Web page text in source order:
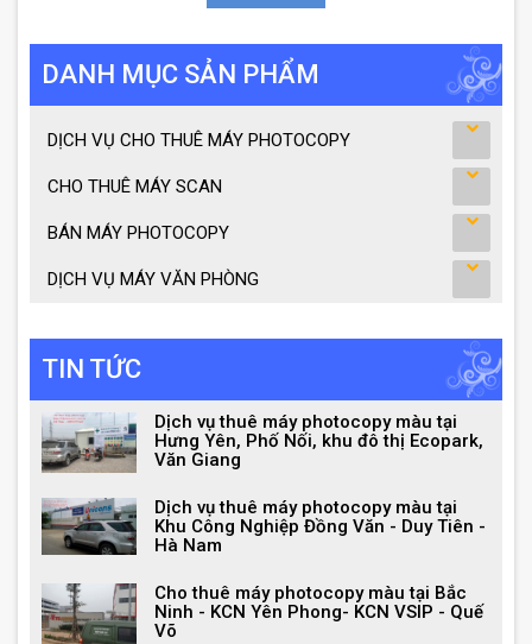
DANH MỤC SẢN PHẨM
DỊCH VỤ CHO THUÊ MÁY PHOTOCOPY
CHO THUÊ MÁY SCAN
BÁN MÁY PHOTOCOPY
DỊCH VỤ MÁY VĂN PHÒNG
TIN TỨC
Dịch vụ thuê máy photocopy màu tại
Hưng Yên, Phố Nối, khu đô thị Ecopark,
Văn Giang
Dịch vụ thuê máy photocopy màu tại
Khu Công Nghiệp Đồng Văn - Duy Tiên -
Hà Nam
Cho thuê máy photocopy màu tại Bắc
Ninh - KCN Yên Phong- KCN VSIP - Quế
Võ